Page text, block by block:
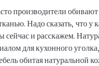
производители
Надо сказать, что у
и расскажем.
для кухонного
обитая натуральной